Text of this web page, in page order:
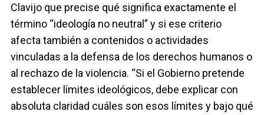
Clavijo que precise qué significa exactamente el
término “ideología no neutral” y si ese criterio
afecta también a contenidos o actividades
vinculadas a la defensa de los derechos humanos o
al rechazo de la violencia. “Si el Gobierno pretende
establecer límites ideológicos, debe explicar con
absoluta claridad cuáles son esos límites y bajo qué